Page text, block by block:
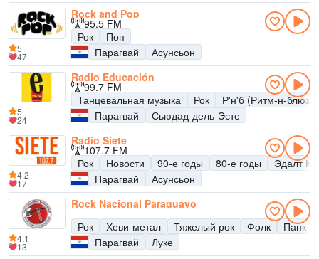
Rock and Pop
95.5 FM
Рок
Поп
Парагвай
Асунсьон
5
47
Radio Educación
99.7 FM
Танцевальная музыка
Рок
Р'н'б (Ритм-н-блюз)
Парагвай
Сьюдад-дель-Эсте
5
24
Radio Siete
107.7 FM
Рок
Новости 90-е годы 80-е годы
Эдалт
Парагвай
Асунсьон
4.2
17
Rock Nacional Paraguayo
Рок
Хеви-метал Тяжелый рок Фолк
Панк-
Парагвай
Луке
4.1
13